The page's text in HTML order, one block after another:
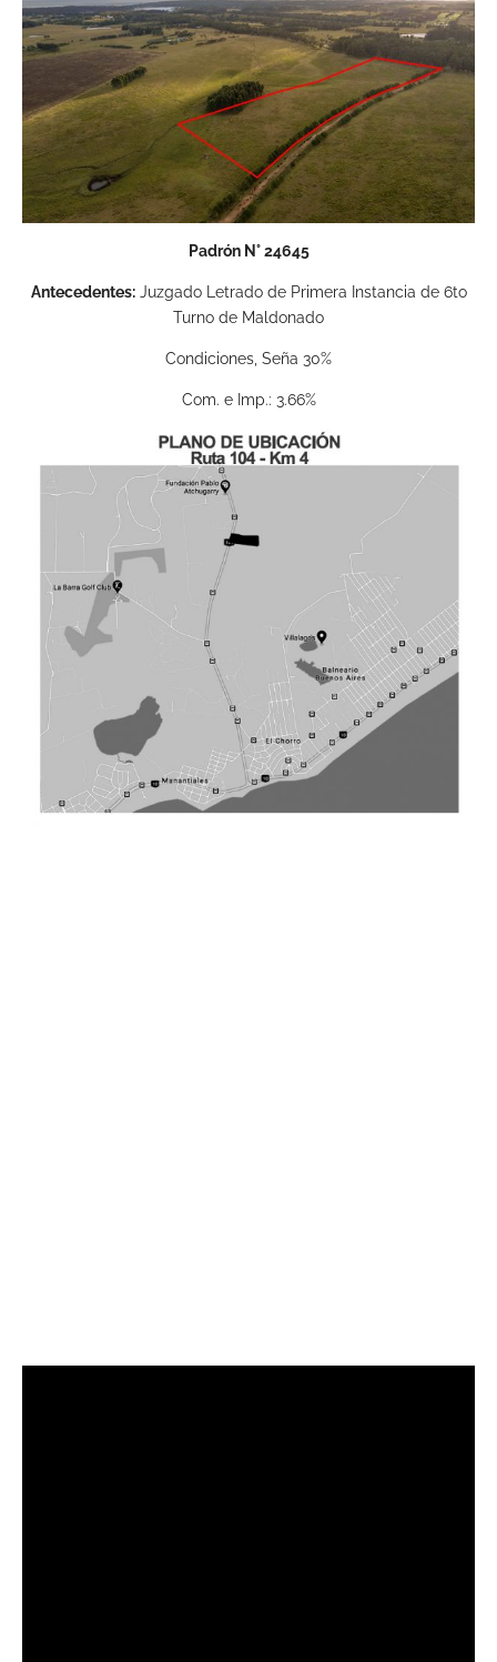
Padrón N° 24645
Antecedentes:Juzgado Letrado de Primera Instancia de 6to
Turno de Maldonado
Condiciones, Seña 30%
Com. e Imp.: 3.66%